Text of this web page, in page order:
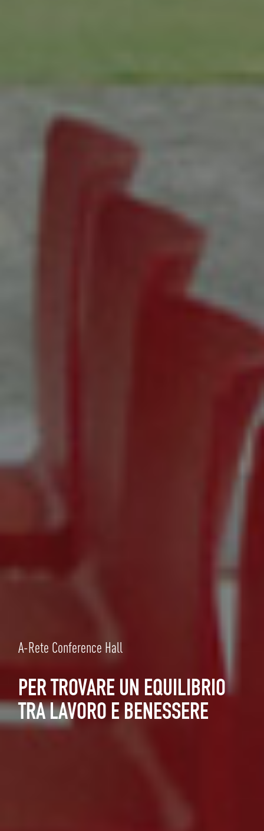
A-Rete Conference Hall
PER TROVARE UN EQUILIBRIO
TRA LAVORO E BENESSERE